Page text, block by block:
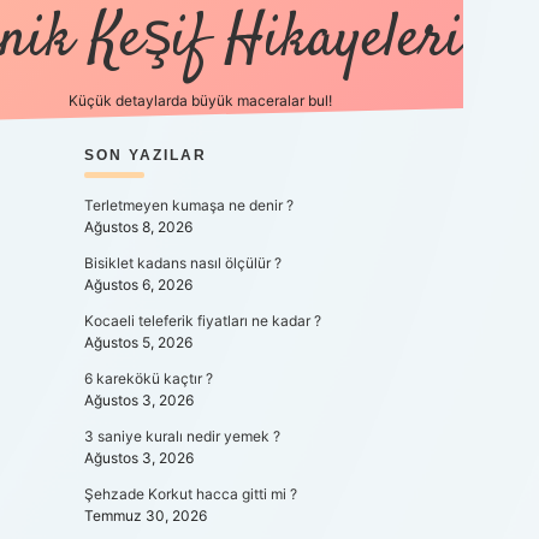
Keşif Hikayeleri
Küçük detaylarda büyük maceralar bul!
SIDEBAR
SON YAZILAR
Terletmeyen kumaşa ne denir ?
Ağustos 8, 2026
Bisiklet kadans nasıl ölçülür ?
Ağustos 6, 2026
Kocaeli teleferik fiyatları ne kadar ?
Ağustos 5, 2026
6 karekökü kaçtır ?
Ağustos 3, 2026
3 saniye kuralı nedir yemek ?
Ağustos 3, 2026
Şehzade Korkut hacca gitti mi ?
Temmuz 30, 2026